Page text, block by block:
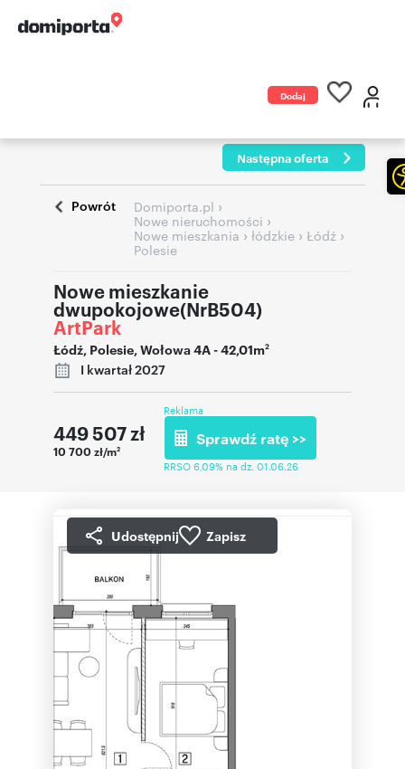
Dodaj
Następna oferta
Powrót Domiporta.pl ›
Nowe nieruchomości ›
Nowe mieszkania › łódzkie › Łódź ›
Polesie
Nowe mieszkanie
dwupokojowe(NrB504)
ArtPark
Łódź, Polesie,Wołowa 4A- 42,01m2
I kwartał 2027
449 507zł
10 700 zł/m2
Reklama
Sprawdź ratę >>
RRSO 6,09% na dz. 01.06.26
Udostępnij Zapisz